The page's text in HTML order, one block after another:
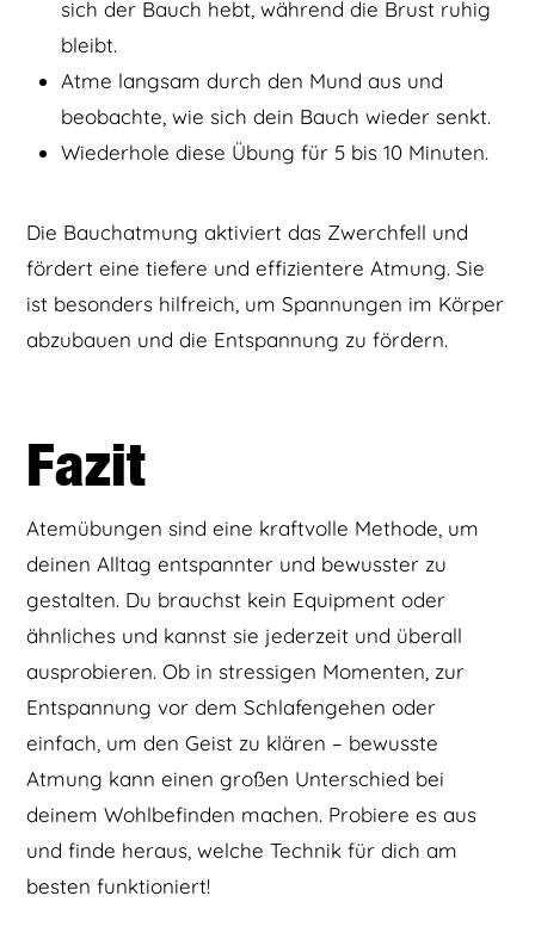
sich der Bauch hebt, während die Brust ruhig
bleibt.
Atme langsam durch den Mund aus und
beobachte, wie sich dein Bauch wieder senkt.
Wiederhole diese Übung für 5 bis 10 Minuten.
Die Bauchatmung aktiviert das Zwerchfell und
fördert eine tiefere und effizientere Atmung. Sie
ist besonders hilfreich, um Spannungen im Körper
abzubauen und die Entspannung zu fördern.
Fazit
Atemübungen sind eine kraftvolle Methode, um
deinen Alltag entspannter und bewusster zu
gestalten. Du brauchst kein Equipment oder
ähnliches und kannst sie jederzeit und überall
ausprobieren. Ob in stressigen Momenten, zur
Entspannung vor dem Schlafengehen oder
einfach, um den Geist zu klären – bewusste
Atmung kann einen großen Unterschied bei
deinem Wohlbefinden machen. Probiere es aus
und finde heraus, welche Technik für dich am
besten funktioniert!